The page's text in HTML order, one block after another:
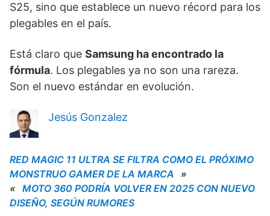
S25, sino que establece un nuevo récord para los
plegables en el país.
Está claro que Samsung ha encontrado la
fórmula. Los plegables ya no son una rareza.
Son el nuevo estándar en evolución.
Jesús Gonzalez
RED MAGIC 11 ULTRA SE FILTRA COMO EL PRÓXIMO
MONSTRUO GAMER DE LA MARCA »
« MOTO 360 PODRÍA VOLVER EN 2025 CON NUEVO
DISEÑO, SEGÚN RUMORES